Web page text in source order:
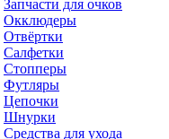
Запчасти для очков
Окклюдеры
Отвёртки
Салфетки
Стопперы
Футляры
Цепочки
Шнурки
Средства для ухода